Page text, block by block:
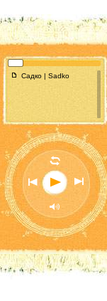
p n
o
M
l
f Садко | Sadko